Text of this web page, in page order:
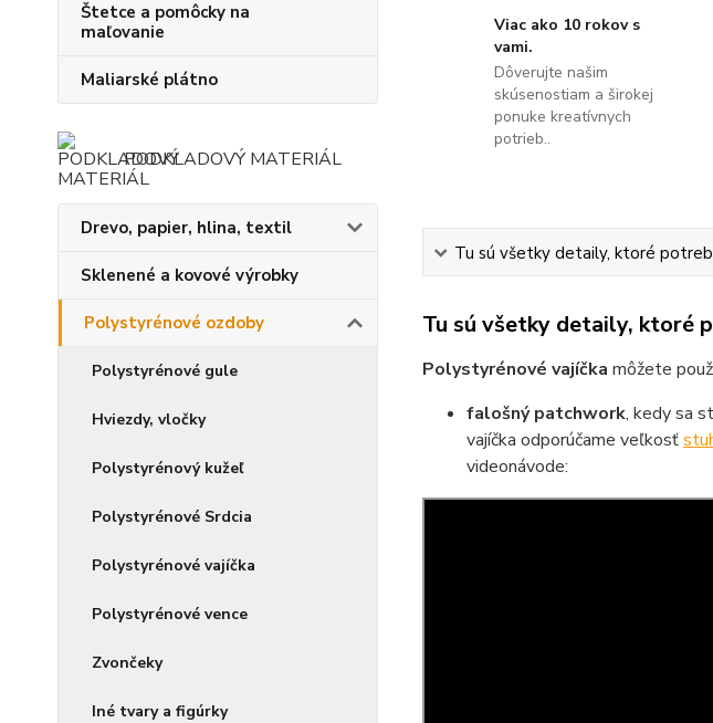
Štetce a pomôcky na
maľovanie
Maliarské plátno
PODKLADOVÝ MATERIÁL
Drevo, papier, hlina, textil
Sklenené a kovové výrobky
Polystyrénové ozdoby
Polystyrénové gule
Hviezdy, vločky
Polystyrénový kužeľ
Polystyrénové Srdcia
Polystyrénové vajíčka
Polystyrénové vence
Zvončeky
Iné tvary a figúrky
Viac ako 10 rokov s
vami.
Dôverujte našim
skúsenostiam a širokej
ponuke kreatívnych
potrieb..
Tu sú všetky detaily, ktoré
Tu sú všetky detaily, ktoré
Polystyrénové vajíčka môžete
falošný patchwork, kedy sa
vajíčka odporúčame veľkosť
videonávode: